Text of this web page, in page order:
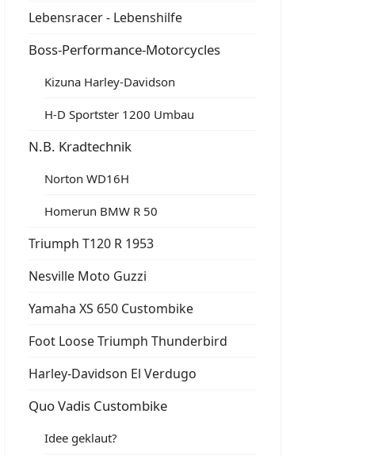
Lebensracer - Lebenshilfe
Boss-Performance-Motorcycles
Kizuna Harley-Davidson
H-D Sportster 1200 Umbau
N.B. Kradtechnik
Norton WD16H
Homerun BMW R 50
Triumph T120 R 1953
Nesville Moto Guzzi
Yamaha XS 650 Custombike
Foot Loose Triumph Thunderbird
Harley-Davidson El Verdugo
Quo Vadis Custombike
Idee geklaut?